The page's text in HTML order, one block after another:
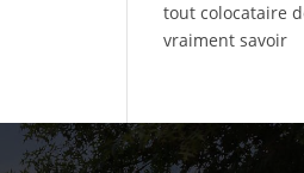
tout colocataire
vraiment savoir